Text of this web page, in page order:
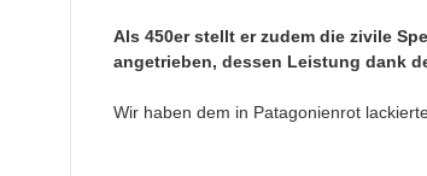
Als 450er stellt er zudem die zivile
angetrieben, dessen Leistung dank
Wir haben dem in Patagonienrot